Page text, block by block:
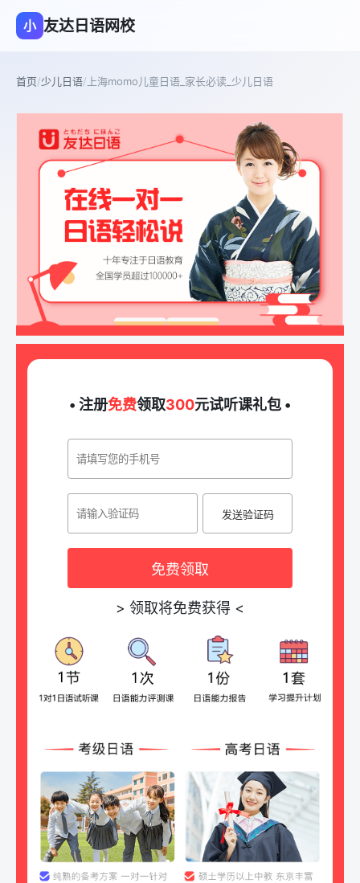
小 友达日语网校
首页/少儿日语/ 上海momo儿童日语_家长必读_少儿日语
• 注册免费领取300元试听课礼包 •
发送验证码
免费领取
> 领取将免费获得 <